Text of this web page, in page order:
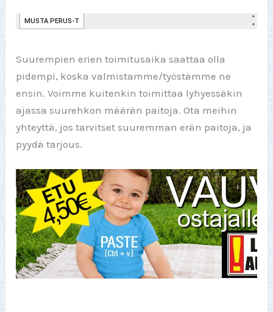
Suurempien erien toimitusaika saattaa olla
pidempi, koska valmistamme/työstämme ne
ensin. Voimme kuitenkin toimittaa lyhyessäkin
ajassa suurehkon määrän paitoja. Ota meihin
yhteyttä, jos tarvitset suuremman erän paitoja, ja
pyydä tarjous.